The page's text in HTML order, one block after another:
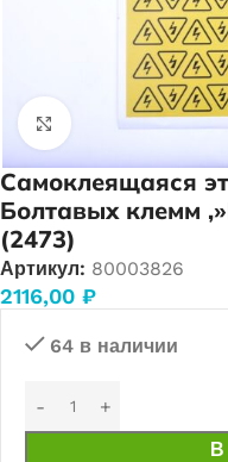
Нажмите, чтобы
Самоклеящаяся
Болтавых клемм
(2473)
Артикул: 80003826
2116,00 ₽
64 в наличии